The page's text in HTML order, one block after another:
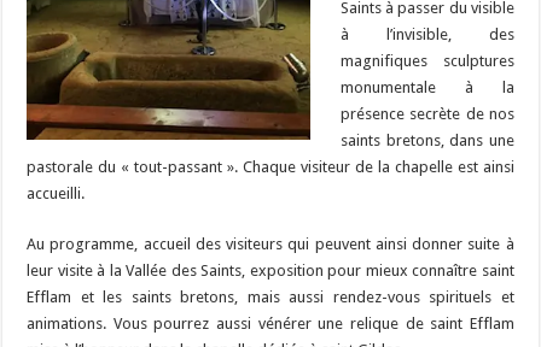
Saints à passer du visible
à l’invisible, des
magnifiques sculptures
monumentale à la
présence secrète de nos
saints bretons, dans une
pastorale du « tout-passant ». Chaque visiteur de la chapelle est ainsi
accueilli.
Au programme, accueil des visiteurs qui peuvent ainsi donner suite à
leur visite à la Vallée des Saints, exposition pour mieux connaître saint
Efflam et les saints bretons, mais aussi rendez-vous spirituels et
animations. Vous pourrez aussi vénérer une relique de saint Efflam